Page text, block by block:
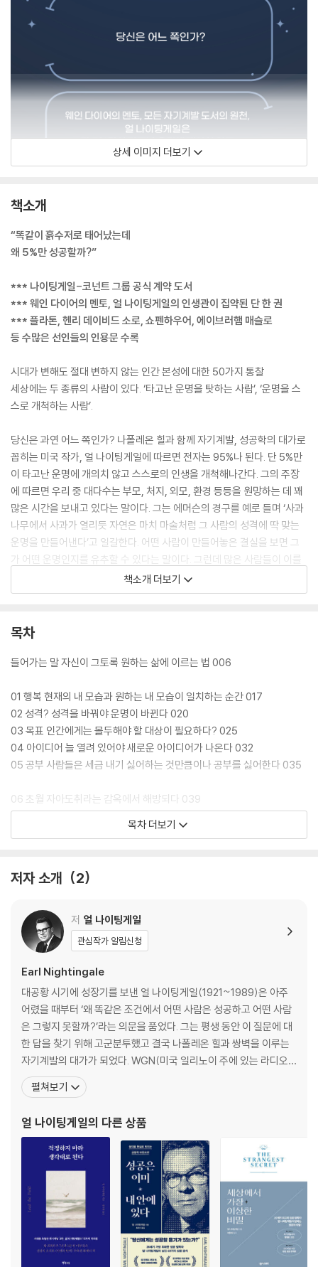
상세 이미지 더보기
책소개
“똑같이 흙수저로 태어났는데
왜 5%만 성공할까?”
*** 나이팅게일-코넌트 그룹 공식 계약 도서
*** 웨인 다이어의 멘토, 얼 나이팅게일의 인생관이 집약된 단 한 권
*** 플라톤, 헨리 데이비드 소로, 쇼펜하우어, 에이브러햄 매슬로
등 수많은 선인들의 인용문 수록
시대가 변해도 절대 변하지 않는 인간 본성에 대한 50가지 통찰
세상에는 두 종류의 사람이 있다. ‘타고난 운명을 탓하는 사람’, ‘운명을 스
스로 개척하는 사람’.
당신은 과연 어느 쪽인가? 나폴레온 힐과 함께 자기계발, 성공학의 대가로
꼽히는 미국 작가, 얼 나이팅게일에 따르면 전자는 95%나 된다. 단 5%만
이 타고난 운명에 개의치 않고 스스로의 인생을 개척해나간다. 그의 주장
에 따르면 우리 중 대다수는 부모, 처지, 외모, 환경 등등을 원망하는 데 꽤
많은 시간을 보내고 있다는 말이다. 그는 에머슨의 경구를 예로 들며 ‘사과
나무에서 사과가 열리듯 자연은 마치 마술처럼 그 사람의 성격에 딱 맞는
운명을 만들어낸다’고 일갈한다. 어떤 사람이 만들어놓은 결실을 보면 그
가 어떤 운명인지를 유추할 수 있다는 말이다. 그런데 많은 사람들이 이를
잘 믿지 않을뿐더러 오히려 이와 반대로 태어나자마자 정해진 운명이 환경
을 결정한다고 쉽게 믿어버린다. 그러다 보니 허무감과 패배감에 쉽게 흔
탓하면서 그 안에 갇혀버리기 때문일 것이다.
『성격을 바꿔야 운명이 바뀐다』에는 이와 같은 나이팅게일의 인생 격언 5
용을 엮은 이 책 안에는 목표 달성, 경제적 안정, 대인관계, 돈 관리 같은 자
기계발적인 내용뿐 아니라 삶의 가치, 행복의 조건 같은 철학적이고 사색
적인 내용까지 포괄적으로 담겨 있다. 플라톤부터 쇼펜하우어, 버트런드
러셀까지 수많은 선인들이 남긴 문장을 만끽할 수 있는 것도 이 책의 큰 장
점이다.
‘사람은 자신이 생각하는 그대로 된다’에서부터 ‘불평불만이 생기는 건 쉽
게 얻으려고 하기 때문이다’, ‘실패는 직관 능력을 키우는 가장 좋은 기회이
다’까지 책 속에는 약 50년 전에 쓰여진 글이라고는 믿을 수 없을 정도로
알려진 웨인 다이어를 비롯해서 자기계발의 대가인 브라이언 트레이시, 밥
지능, 외모 등등은 평생 나의 삶을 지배하는 요소임에는 분명하다. 하지만
상위 10% 안에 드는 집안에서 태어났다고 해서 다 성공하는 것은 아니며
하위 10% 집안에서 태어났다고 해서 다 루저의 삶을 사는 것은 아니다. 타
고난 운명을 거역하고 지식, 동기부여, 사람, 철학의 힘으로 내가 만든 새
로운 운명으로 살고 싶다면 얼 나이팅게일을 만나보자. 적어도 어제보다는
훨씬 나은 나 자신과 만날 수 있을 것이다.
책소개 더보기
목차
들어가는 말 자신이 그토록 원하는 삶에 이르는 법 006
01 행복 현재의 내 모습과 원하는 내 모습이 일치하는 순간 017
02 성격? 성격을 바꿔야 운명이 바뀐다 020
03 목표 인간에게는 몰두해야 할 대상이 필요하다? 025
04 아이디어 늘 열려 있어야 새로운 아이디어가 나온다 032
05 공부 사람들은 세금 내기 싫어하는 것만큼이나 공부를 싫어한다 035
06 초월 자아도취라는 감옥에서 해방되다 039
07 건강한 몸 몸을 움직이지 않으면 병든다 042
08 불평불만 불평불만이 생기는 건 쉽게 얻어려고 하기 때문이다 048
12 상상력 ‘왜?’라는 질문을 스스로에게 던져보자 061
13 차분한 태도 위대한 사람들의 대표적인 특징 067
14 목표는 한 가지씩 움직이지 않으면 망가진다 070
15 천재 관습에서 벗어나 사물을 보는 능력 074
16 동기부여 인간을 움직이게 만드는 다섯 가지 요소 077
17 세렌디피티 행운이란 준비된 사람의 눈에만 보이는 것 083
18 언어와 상상력 뻔한 말을 하기 전에 상상력을 발휘하자 086
19 직관 실패는 직관 능력을 키우는 가장 좋은 기회 089
22 설득의 대화법 FEEL-FELT-FOUND 098
23 장애물이 나타났을 때 계속 직진하라 100
24 창의력 새로운 세계에 열려 있는 사람들에게 주어지는 선물 104
25 텔레비전 사람들은 TV를 켜는 순간 자기 자신을 끈다 107
26 자기계발 지금보다 더 나은 사람이 되는 것 111
27 인생에서 더 많은 것을 얻는 방법 나 자신을 과소평가하지는 않았나? 1
28 나는 왜 여기 있는가? 인간은 오로지 다른 인간을 위해 여기 있는 것 11
목차 더보기
저자 소개 2
저 얼 나이팅게일
관심작가 알림신청
Earl Nightingale
대공황 시기에 성장기를 보낸 얼 나이팅게일(1921~1989)은 아주
어렸을 때부터 ‘왜 똑같은 조건에서 어떤 사람은 성공하고 어떤 사람
은 그렇지 못할까?’라는 의문을 품었다. 그는 평생 동안 이 질문에 대
한 답을 찾기 위해 고군분투했고 결국 나폴레온 힐과 쌍벽을 이루는
자기계발의 대가가 되었다. WGN(미국 일리노이 주에 있는 라디오
방송국)에서 해설 프로그램을 맡아 진행하면서 이름을 알린 나이팅
게일은 훗날 전 세계 12개국의 천여 개 라디오 방송국에서 30년 넘게
데 한 명이 되었다. 라디오 명예의 전당
펼쳐보기
얼 나이팅게일의 다른 상품